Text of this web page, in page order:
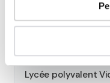
Lycée polyvalent
Saint-Clément-de-
Lycée polyvalent